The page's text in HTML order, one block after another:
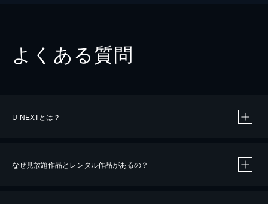
よくある質問
U-NEXTとは？
なぜ見放題作品とレンタル作品があるの？